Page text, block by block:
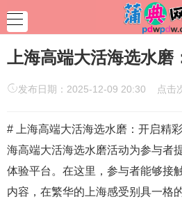
上海高端大活海选水磨
发布日期：2025-12-09 20:30 点击
# 上海高端大活海选水磨：开启精
海高端大活海选水磨活动为参与者
体验平台。在这里，参与者能够接
内容，在繁华的上海感受别具一格